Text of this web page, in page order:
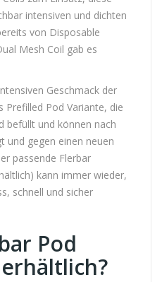
intensiven und dichten
von Disposable
Mesh Coil gab es
Geschmack der
Prefilled Pod Variante, die
befüllt und können nach
und gegen einen neuen
passende Flerbar
kann immer wieder,
schnell und sicher
Pod